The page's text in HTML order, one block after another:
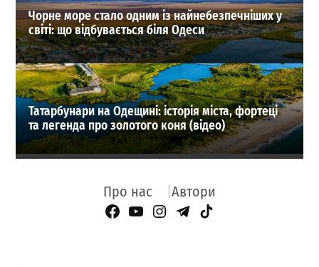
Чорне море стало одним із найнебезпечніших у
світі: що відбувається біля Одеси
Татарбунари на Одещині: історія міста, фортеці
та легенда про золотого коня (відео)
Про нас Автори
Facebook Page
YouTube
Instagram
Telegram
TikTok